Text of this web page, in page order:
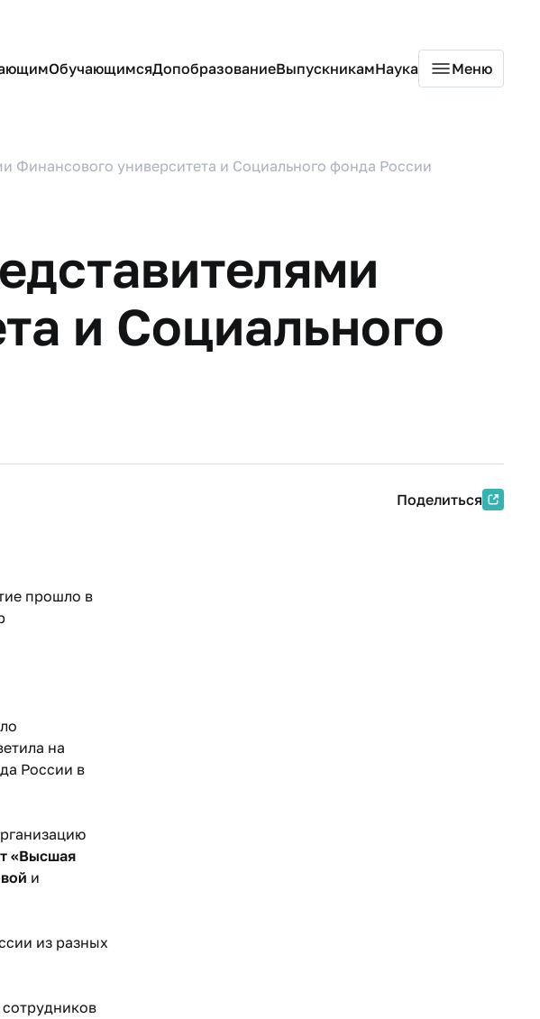
ОбучающимсяДопобразованиеВыпускникамНаука Меню
Финансового университета и Социального фонда России
и Социального
Поделиться
прошло в
на
России в
«Высшая
и
из разных